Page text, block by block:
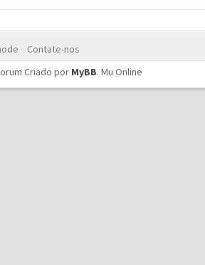
Contate-nos
Criado por MyBB. Mu Online